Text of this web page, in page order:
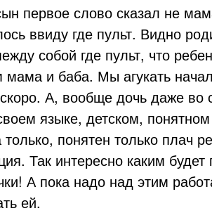
первое слово сказал не
ввиду где пульт. Видно
собой где пульт, что
и баба. Мы агукать
А, вообще дочь даже во
языке, детском,
понятен только плач
Так интересно каким
А пока надо над этим
ей.